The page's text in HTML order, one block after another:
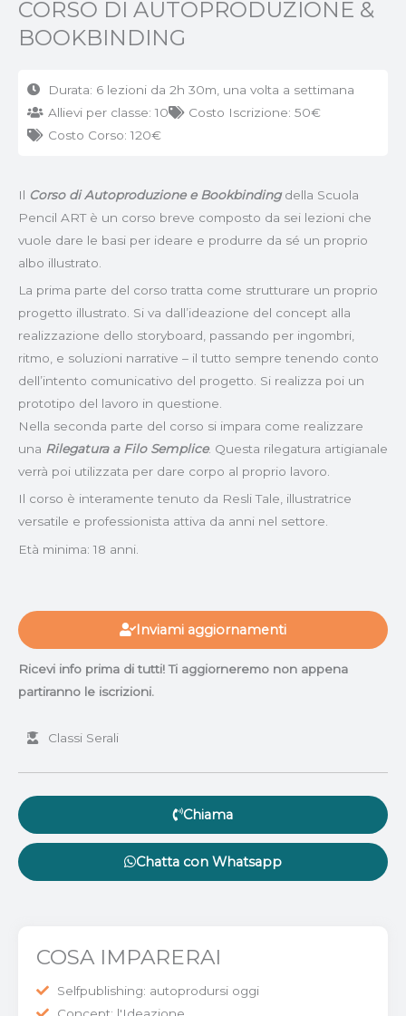
CORSO DI AUTOPRODUZIONE &
BOOKBINDING
Durata: 6 lezioni da 2h 30m, una volta a settimana
Allievi per classe: 10
Costo Iscrizione: 50€
Costo Corso: 120€
Il Corso di Autoproduzione e Bookbindingdella Scuola
Pencil ART è un corso breve composto da sei lezioni che
vuole dare le basi per ideare e produrre da sé un proprio
albo illustrato.
La prima parte del corso tratta come strutturare un proprio
progetto illustrato. Si va dall’ideazione del concept alla
realizzazione dello storyboard, passando per ingombri,
ritmo, e soluzioni narrative – il tutto sempre tenendo conto
dell’intento comunicativo del progetto. Si realizza poi un
prototipo del lavoro in questione.
Nella seconda parte del corso si impara come realizzare
una Rilegatura a Filo Semplice. Questa rilegatura artigianale
verrà poi utilizzata per dare corpo al proprio lavoro.
Il corso è interamente tenuto da Resli Tale, illustratrice
versatile e professionista attiva da anni nel settore.
Età minima: 18 anni.
Inviami aggiornamenti
Ricevi info prima di tutti! Ti aggiorneremo non appena
partiranno le iscrizioni.
Classi Serali
Chiama
Chatta con Whatsapp
COSA IMPARERAI
Selfpublishing: autoprodursi oggi